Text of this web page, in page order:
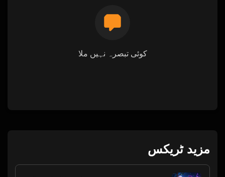
کوئی تبصرہ نہیں ملا
مزید ٹریکس